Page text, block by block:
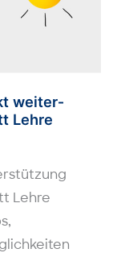
weiter­
Lehre
Lehre